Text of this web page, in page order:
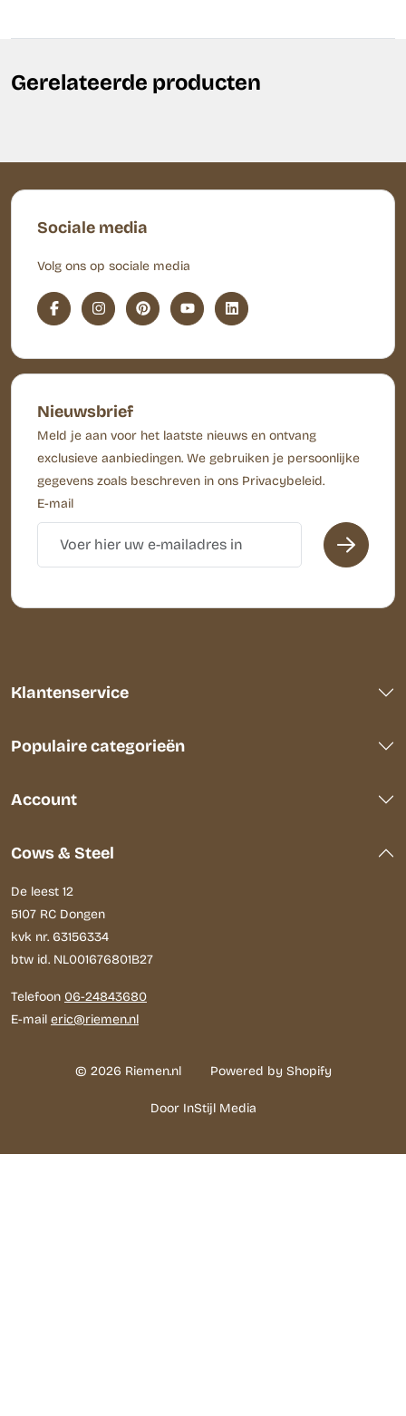
Gerelateerde producten
Sociale media
Volg ons op sociale media
Nieuwsbrief
Meld je aan voor het laatste nieuws en ontvang
exclusieve aanbiedingen. We gebruiken je persoonlijke
gegevens zoals beschreven in ons Privacybeleid.
E-mail
Klantenservice
Populaire categorieën
Account
Cows & Steel
De leest 12
5107 RC Dongen
kvk nr. 63156334
btw id. NL001676801B27
Telefoon 06-24843680
E-mail eric@riemen.nl
© 2026 Riemen.nl Powered by Shopify
Door InStijl Media